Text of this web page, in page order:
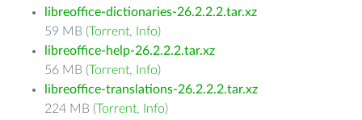
libreoffice-dictionaries-26.2.2.2.tar.xz
59 MB (Torrent, Info)
libreoffice-help-26.2.2.2.tar.xz
56 MB (Torrent, Info)
libreoffice-translations-26.2.2.2.tar.xz
224 MB (Torrent, Info)